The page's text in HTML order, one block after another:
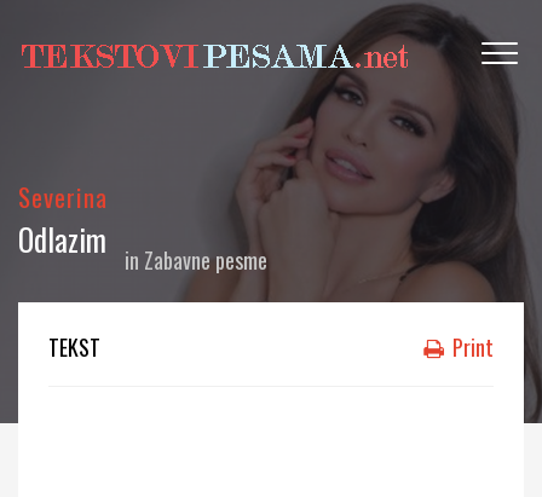
Severina
Odlazim in Zabavne pesme
TEKST Print